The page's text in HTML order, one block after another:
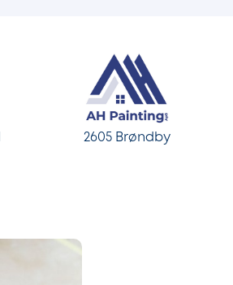
2605 Brøndby